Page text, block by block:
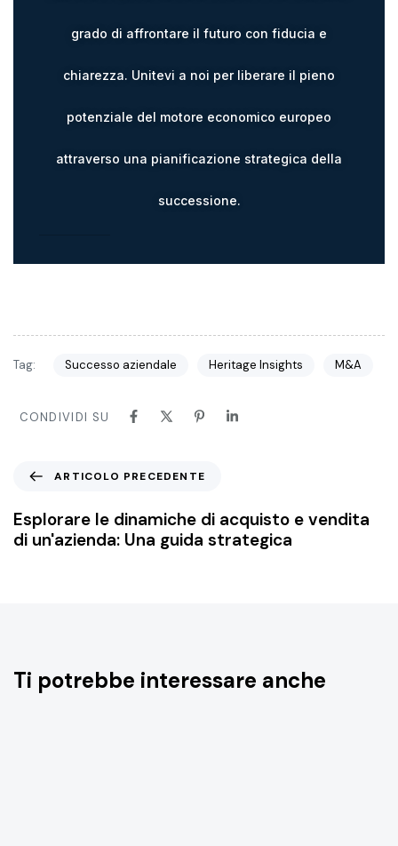
grado di affrontare il futuro con fiducia e
chiarezza. Unitevi a noi per liberare il pieno
potenziale del motore economico europeo
attraverso una pianificazione strategica della
successione.
Tag: Successo aziendale Heritage Insights M&A
CONDIVIDI SU
ARTICOLO PRECEDENTE
Esplorare le dinamiche di acquisto e vendita
di un'azienda: Una guida strategica
Ti potrebbe interessare anche